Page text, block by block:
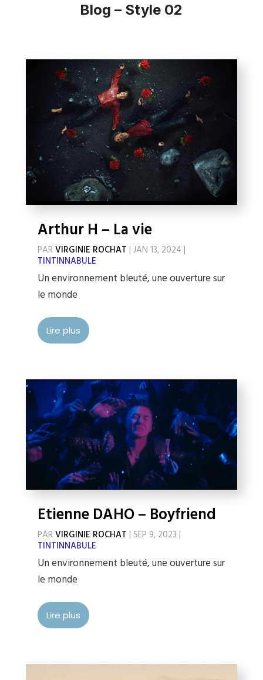
Blog – Style 02
Arthur H – La vie
PARVIRGINIE ROCHAT | JAN 13, 2024 |
TINTINNABULE
Un environnement bleuté, une ouverture sur
le monde
Lire plus
Etienne DAHO – Boyfriend
PARVIRGINIE ROCHAT | SEP 9, 2023 |
TINTINNABULE
Un environnement bleuté, une ouverture sur
le monde
Lire plus